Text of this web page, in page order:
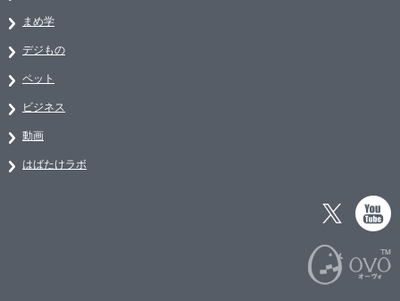
まめ学
デジもの
ペット
ビジネス
動画
はばたけラボ